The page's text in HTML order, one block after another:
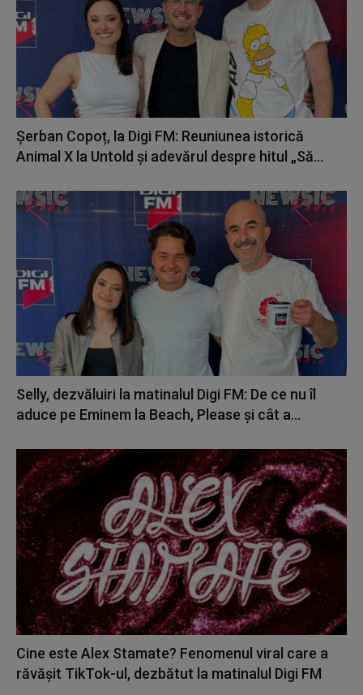
Șerban Copoț, la Digi FM: Reuniunea istorică
Animal X la Untold și adevărul despre hitul „Să...
Selly, dezvăluiri la matinalul Digi FM: De ce nu îl
aduce pe Eminem la Beach, Please și cât a...
Cine este Alex Stamate? Fenomenul viral care a
răvășit TikTok-ul, dezbătut la matinalul Digi FM